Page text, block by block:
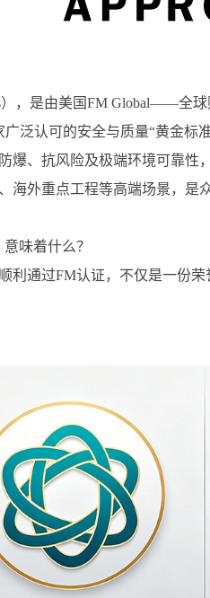
），是由美国FM Global——全
广泛认可的安全与质量“黄金标
爆、抗风险及极端环境可靠性
海外重点工程等高端场景，
味着什么？
利通过FM认证，不仅是一份